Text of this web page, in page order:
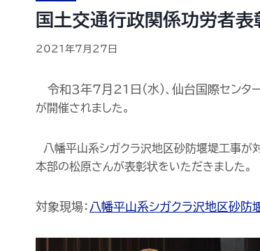
国土交通行政関係功労者表
2021年7月27日
令和3年7月21日(水)、仙台国際センタ
が開催されました。
八幡平山系シガクラ沢地区砂防堰堤工事が
本部の松原さんが表彰状をいただきました。
対象現場： 八幡平山系シガクラ沢地区